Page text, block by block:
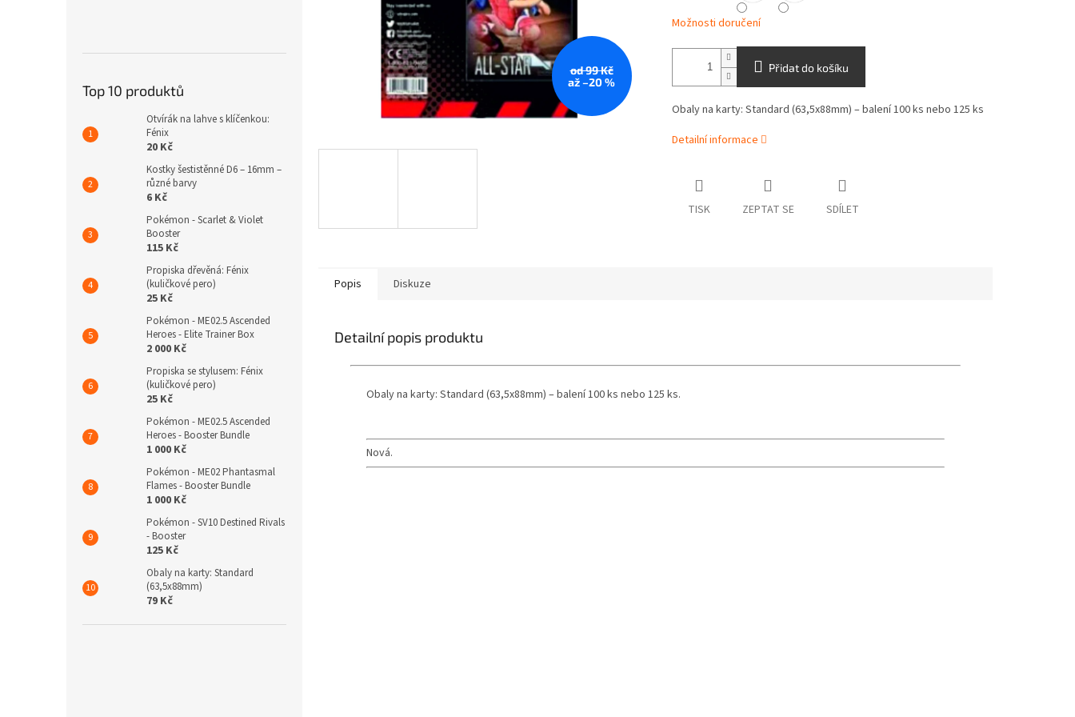
Top 10 produktů
Otvírák na lahve s klíčenkou:
Fénix
20 Kč
Kostky šestistěnné D6 – 16mm –
různé barvy
6 Kč
Pokémon - Scarlet & Violet
Booster
115 Kč
Propiska dřevěná: Fénix
(kuličkové pero)
25 Kč
Pokémon - ME02.5 Ascended
Heroes - Elite Trainer Box
2 000 Kč
Propiska se stylusem: Fénix
(kuličkové pero)
25 Kč
Pokémon - ME02.5 Ascended
Heroes - Booster Bundle
1 000 Kč
Pokémon - ME02 Phantasmal
Flames - Booster Bundle
1 000 Kč
Pokémon - SV10 Destined Rivals
- Booster
125 Kč
Obaly na karty: Standard
(63,5x88mm)
79 Kč
od 99 Kč
až –20 %
Možnosti doručení
Přidat do košíku
Obaly na karty: Standard (63,5x88mm) – balení 100 ks nebo 125 ks
Detailní informace
TISK ZEPTAT SE SDÍLET
Popis Diskuze
Detailní popis produktu
Obaly na karty: Standard (63,5x88mm) – balení 100 ks nebo 125 ks.
Nová.